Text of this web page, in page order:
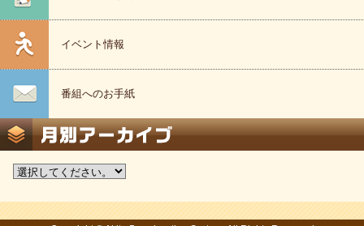
イベント情報
番組へのお手紙